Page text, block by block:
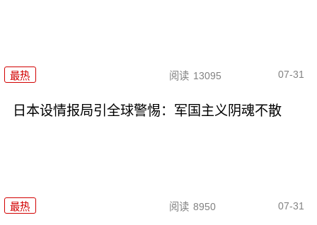
最热 阅读 13095 07-31
日本设情报局引全球警惕：军国主义阴魂不散
最热 阅读 8950 07-31